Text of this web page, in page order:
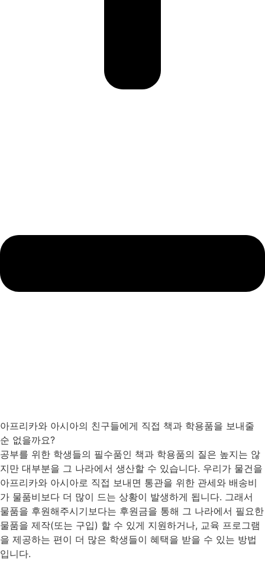
아프리카와 아시아의 친구들에게 직접 책과 학용품을 보내줄
순 없을까요?
공부를 위한 학생들의 필수품인 책과 학용품의 질은 높지는 않
지만 대부분을 그 나라에서 생산할 수 있습니다. 우리가 물건을
아프리카와 아시아로 직접 보내면 통관을 위한 관세와 배송비
가 물품비보다 더 많이 드는 상황이 발생하게 됩니다. 그래서
물품을 후원해주시기보다는 후원금을 통해 그 나라에서 필요한
물품을 제작(또는 구입) 할 수 있게 지원하거나, 교육 프로그램
을 제공하는 편이 더 많은 학생들이 혜택을 받을 수 있는 방법
입니다.